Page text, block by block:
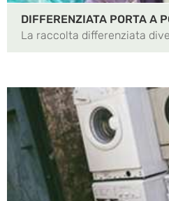
DIFFERENZIATA PORTA A
La raccolta differenziata